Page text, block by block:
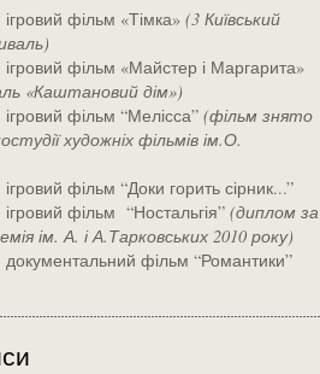
фільм «Тімка» (3 Київський
фільм «Майстер і Маргарита»
«Каштановий дім»)
фільм “Мелісса” (фільм знято
художніх фільмів ім.О.
фільм “Доки горить сірник...”
фільм “Ностальгія” (диплом за
ім. А. і А.Тарковських 2010 року)
фільм “Романтики”